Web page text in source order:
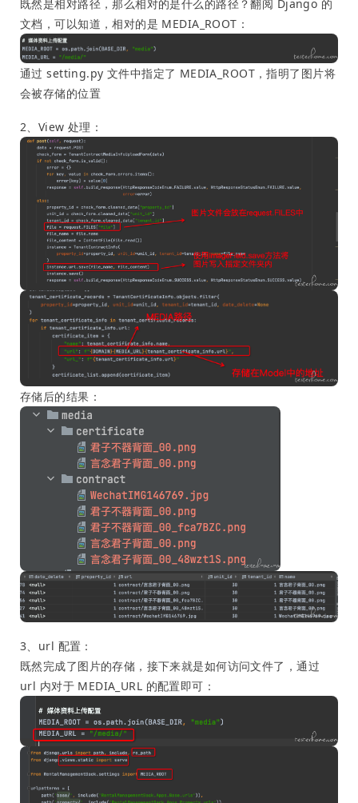
既然是相对路径，那么相对的是什么的路径？翻阅 Django 的
文档，可以知道，相对的是 MEDIA_ROOT：
通过 setting.py 文件中指定了 MEDIA_ROOT，指明了图片将
会被存储的位置
2、View 处理：
存储后的结果：
3、url 配置：
既然完成了图片的存储，接下来就是如何访问文件了，通过
url 内对于 MEDIA_URL 的配置即可：